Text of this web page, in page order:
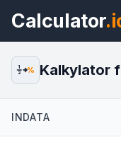
Calculator
1
2
% Kalkylator
INDATA